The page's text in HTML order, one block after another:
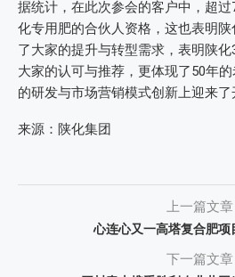
据统计，在此次参会的客户中，超
化专用肥的合伙人资格，这也表明
了大家的提升与转型需求，表明陕
大家的认可与推荐，更体现了50年
的研发与市场营销模式创新上迎来了
来源：陕化集团
上一篇文章
心连心又一高塔复合肥项
下一篇文章